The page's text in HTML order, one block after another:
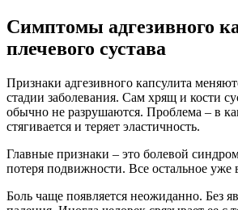
Симптомы адгезивного
плечевого сустава
Признаки адгезивного капсулита
стадии заболевания. Сам хрящ и кости
обычно не разрушаются. Проблема – в
стягивается и теряет эластичность.
Главные признаки – это болевой
потеря подвижности. Все остальное уже
Боль чаще появляется неожиданно. Без